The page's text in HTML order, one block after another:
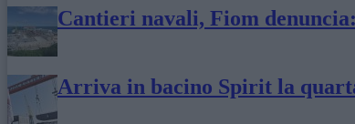
Cantieri navali, Fiom
Arriva in bacino Spirit la